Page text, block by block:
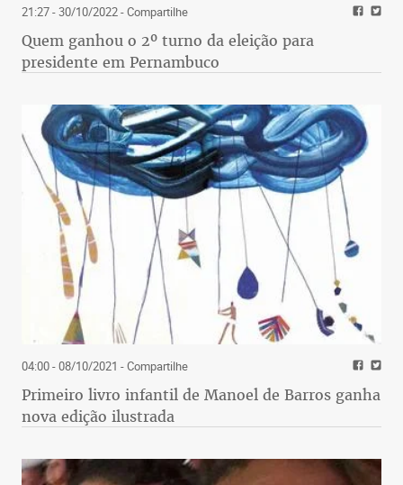
21:27 - 30/10/2022- Compartilhe
Quem ganhou o 2º turno da eleição para
presidente em Pernambuco
04:00 - 08/10/2021 - Compartilhe
Primeiro livro infantil de Manoel de Barros ganha
nova edição ilustrada